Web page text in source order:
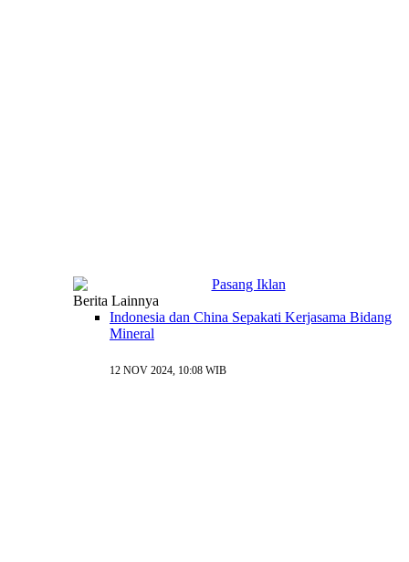
Berita Lainnya
Indonesia dan China Sepakati Kerjasama Bidang
Mineral
12 NOV 2024, 10:08 WIB